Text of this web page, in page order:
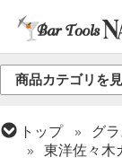
商品カテゴリを
トップ グ
東洋佐々木